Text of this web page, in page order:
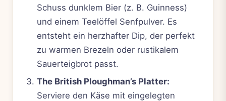
Schuss dunklem Bier (z. B. Guinness)
und einem Teelöffel Senfpulver. Es
entsteht ein herzhafter Dip, der perfekt
zu warmen Brezeln oder rustikalem
Sauerteigbrot passt.
The British Ploughman’s Platter:
Serviere den Käse mit eingelegten